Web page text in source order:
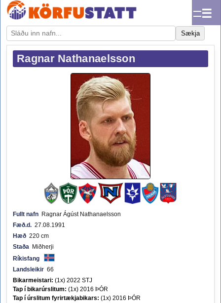
☰
Sækja
Ragnar Nathanaelsson
Fullt nafn Ragnar Ágúst Nathanaelsson
Fæð.d. 27.08.1991
Hæð 220 cm
Staða Miðherji
Ríkisfang
Landsleikir 66
Bikarmeistari: (1x) 2022 STJ
Tap í bikarúrslitum: (1x) 2016 ÞÓR
Tap í úrslitum fyrirtækjabikars: (1x) 2016 ÞÓR